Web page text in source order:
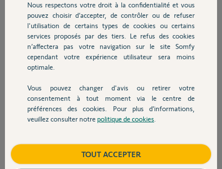
Chauffage
Autres produits
Devis avec un pro
Contact
haut et bas se qui a l'air normal lors de tout apparairage. Mais ensuite
ça ne fonctionne plus.
Ce qui est bizarre c'est qui il y a bien une réaction du volet lors de
l'appairage, la diode rouge fonctionne, et les commandes manuelles
sur le centralis uno fonctionne également.
Avez vous une idée ?
Cordialement
Gautier
Gautier L.
Participer au fil de discussion
Nous respectons votre droit à la confidentialité et vous
pouvez choisir d’accepter, de contrôler ou de refuser
l'utilisation de certains types de cookies ou certains
services proposés par des tiers. Le refus des cookies
n’affectera pas votre navigation sur le site Somfy
cependant votre expérience utilisateur sera moins
optimale.
Vous pouvez changer d'avis ou retirer votre
consentement à tout moment via le centre de
préférences des cookies. Pour plus d’informations,
veuillez consulter notre politique de cookies
TOUT ACCEPTER